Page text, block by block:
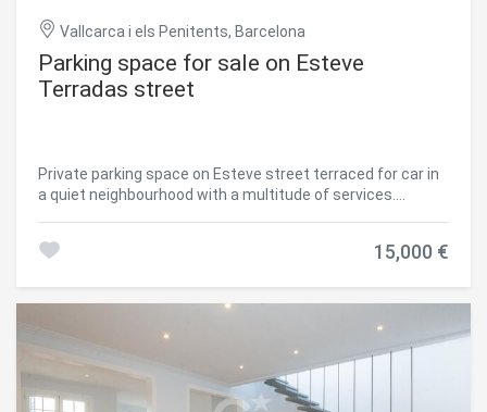
Vallcarca i els Penitents, Barcelona
Parking space for sale on Esteve
Terradas street
Private parking space on Esteve street terraced for car in
a quiet neighbourhood with a multitude of services.
which are payable by the buyer according to current
administrative fees if contracted. Availability to be agreed.
The offer may be subject to price changes or withdrawal
without prior notice. Dimensions are indicative. Real estate
brokerage fees shall be borne as per the signed
15,000 €